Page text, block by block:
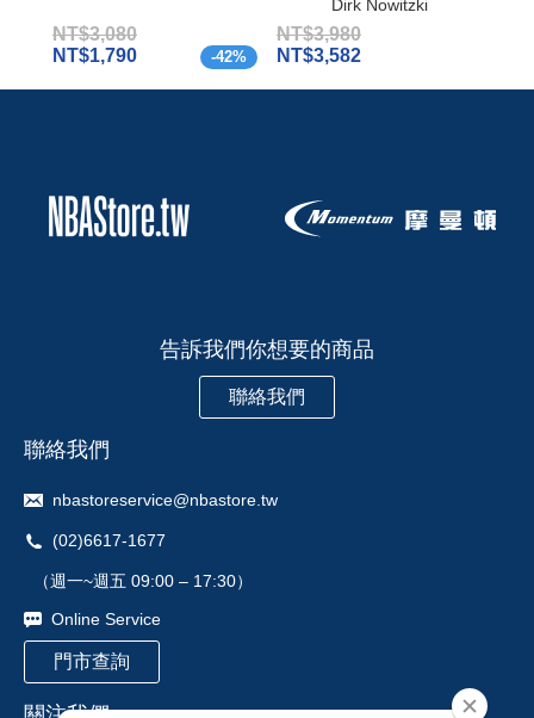
NT$3,080
NT$1,790
-42%
Dirk Nowitzki
NT$3,980
NT$3,582
告訴我們你想要的商品
聯絡我們
聯絡我們
nbastoreservice@nbastore.tw
(02)6617-1677
（週一~週五 09:00 – 17:30）
Online Service
門市查詢